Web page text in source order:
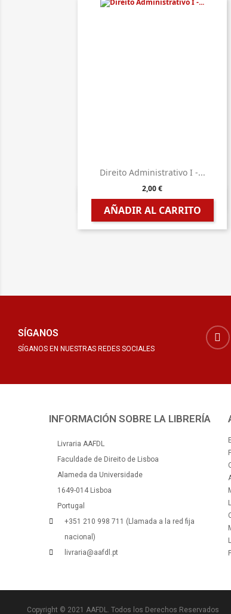
Direito Administrativo I -...
2,00 €
AÑADIR AL CARRITO
 Vista rápida
SÍGANOS
SÍGANOS EN NUESTRAS REDES SOCIALES
INFORMACIÓN SOBRE LA LIBRERÍA
Livraria AAFDL
Faculdade de Direito de Lisboa
Alameda da Universidade
1649-014 Lisboa
Portugal
+351 210 998 711 (Llamada a la red fija
nacional)
livraria@aafdl.pt
Copyright © 2021 AAFDL. Todos los Derechos Reservados